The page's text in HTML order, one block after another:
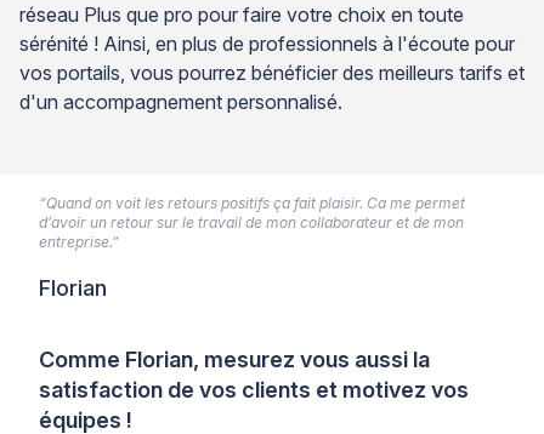
réseau Plus que pro pour faire votre choix en toute
sérénité ! Ainsi, en plus de professionnels à l'écoute pour
vos portails, vous pourrez bénéficier des meilleurs tarifs et
d'un accompagnement personnalisé.
Comme Florian, mesurez vous aussi la
satisfaction de vos clients et motivez vos
équipes !
“Quand on voit les retours positifs ça fait plaisir. Ca me permet
d’avoir un retour sur le travail de mon collaborateur et de mon
entreprise.”
Florian